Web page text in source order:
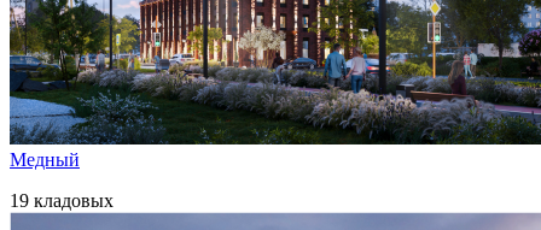
Медный
19 кладовых